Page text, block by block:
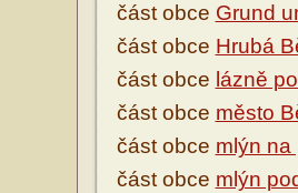
část obce Grund
část obce Hrubá
část obce lázně
část obce město
část obce mlýn na
část obce mlýn